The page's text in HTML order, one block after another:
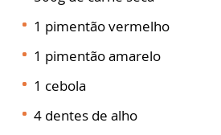
1 pimentão vermelho
1 pimentão amarelo
1 cebola
4 dentes de alho